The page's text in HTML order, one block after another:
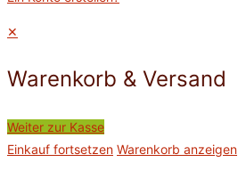
✕
Warenkorb & Versand
Weiter zur Kasse
Einkauf fortsetzen Warenkorb anzeigen